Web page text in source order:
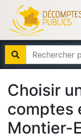
Choisir
comptes
Montier-